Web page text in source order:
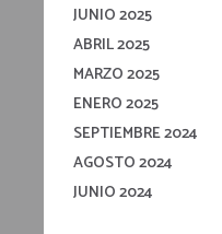
JUNIO 2025
ABRIL 2025
MARZO 2025
ENERO 2025
SEPTIEMBRE 2024
AGOSTO 2024
JUNIO 2024